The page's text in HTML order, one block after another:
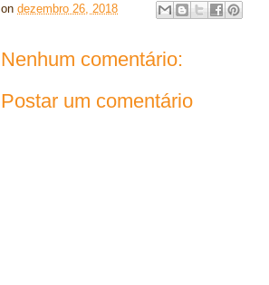
on dezembro 26, 2018
Nenhum comentário:
Postar um comentário